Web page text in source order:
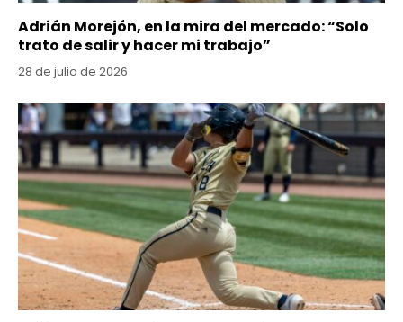
Adrián Morejón, en la mira del mercado: “Solo
trato de salir y hacer mi trabajo”
28 de julio de 2026